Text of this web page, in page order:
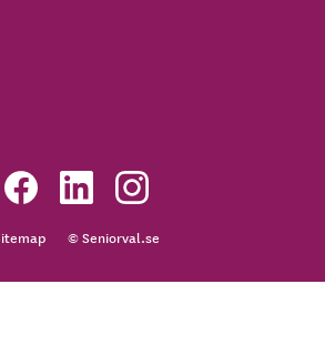
© Seniorval.se